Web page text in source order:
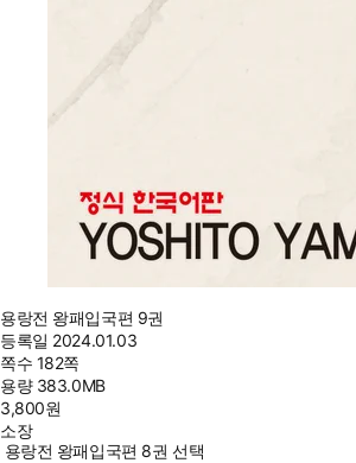
용랑전 왕패입국편 9권
등록일 2024.01.03
쪽수 182쪽
용량 383.0MB
3,800원
소장
용랑전 왕패입국편 8권 선택